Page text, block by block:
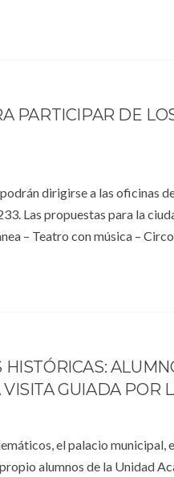
PARTICIPAR DE
dirigirse a las oficinas
Las propuestas para la
– Teatro con música –
GUIADA POR
el palacio municipal,
alumnos de la Unidad